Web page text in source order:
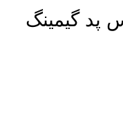
پد گیمینگ